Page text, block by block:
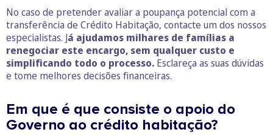
No caso de pretender avaliar a poupança potencial com a
transferência de Crédito Habitação, contacte um dos nossos
especialistas. Já ajudamos milhares de famílias a
renegociar este encargo, sem qualquer custo e
simplificando todo o processo. Esclareça as suas dúvidas
e tome melhores decisões financeiras.
Em que é que consiste o apoio do
Governo ao crédito habitação?